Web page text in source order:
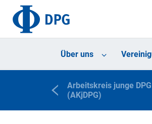
Über uns
Arbeitskreis junge DPG
(AKjDPG)